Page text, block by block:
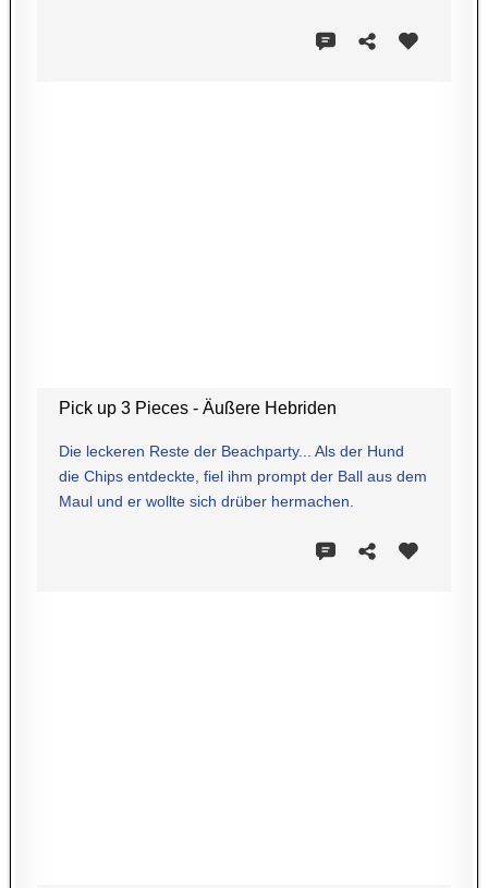
Pick up 3 Pieces - Äußere Hebriden
Die leckeren Reste der Beachparty... Als der Hund
die Chips entdeckte, fiel ihm prompt der Ball aus dem
Maul und er wollte sich drüber hermachen.